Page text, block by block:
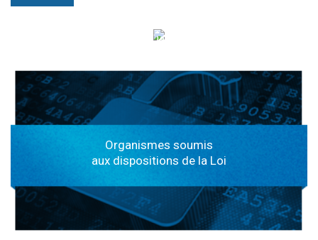
الهياكل الخاضعة لقانون النفاذ إلى المعلومة
Organismes soumis
aux dispositions de la Loi